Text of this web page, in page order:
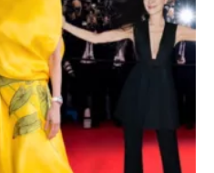
perisa coklat di hentian
dari memandang arah
sekolah yang berbukit
sahaja lebih mudah